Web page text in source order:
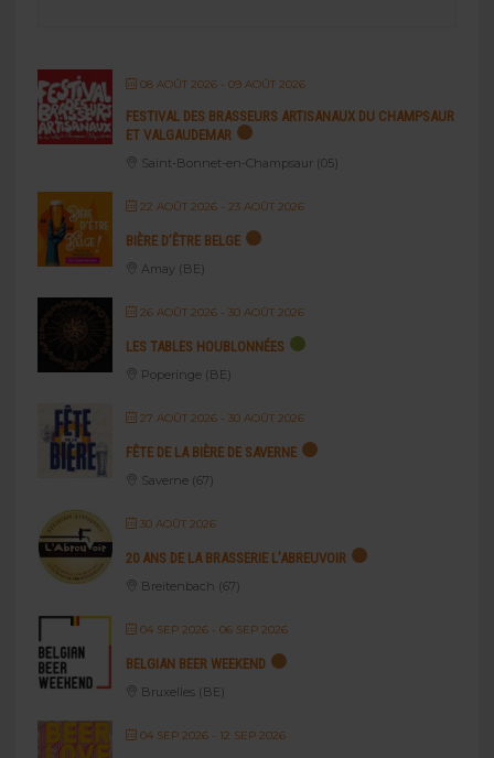
08 AOÛT 2026- 09 AOÛT 2026
FESTIVAL DES BRASSEURS ARTISANAUX DU CHAMPSAUR
ET VALGAUDEMAR
Saint-Bonnet-en-Champsaur (05)
22 AOÛT 2026- 23 AOÛT 2026
BIÈRE D’ÊTRE BELGE
Amay (BE)
26 AOÛT 2026- 30 AOÛT 2026
LES TABLES HOUBLONNÉES
Poperinge (BE)
27 AOÛT 2026- 30 AOÛT 2026
FÊTE DE LA BIÈRE DE SAVERNE
Saverne (67)
30 AOÛT 2026
20 ANS DE LA BRASSERIE L’ABREUVOIR
Breitenbach (67)
04 SEP 2026- 06 SEP 2026
BELGIAN BEER WEEKEND
Bruxelles (BE)
04 SEP 2026- 12 SEP 2026